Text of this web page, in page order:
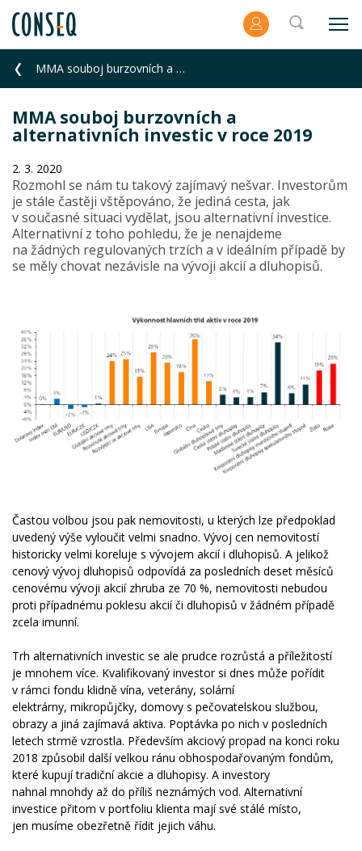
MMA souboj burzovních a alternativních investic v roce 2019
MMA souboj burzovních a
alternativních investic v roce 2019
2. 3. 2020
Rozmohl se nám tu takový zajímavý nešvar. Investorům
je stále častěji vštěpováno, že jediná cesta, jak
v současné situaci vydělat, jsou alternativní investice.
Alternativní z toho pohledu, že je nenajdeme
na žádných regulovaných trzích a v ideálním případě by
se měly chovat nezávisle na vývoji akcií a dluhopisů.
Častou volbou jsou pak nemovitosti, u kterých lze předpoklad
uvedený výše vyloučit velmi snadno. Vývoj cen nemovitostí
historicky velmi koreluje s vývojem akcií i dluhopisů. A jelikož
cenový vývoj dluhopisů odpovídá za posledních deset měsíců
cenovému vývoji akcií zhruba ze 70 %, nemovitosti nebudou
proti případnému poklesu akcií či dluhopisů v žádném případě
zcela imunní.
Trh alternativních investic se ale prudce rozrůstá a příležitostí
je mnohem více. Kvalifikovaný investor si dnes může pořídit
v rámci fondu klidně vína, veterány, solární
elektrárny, mikropůjčky, domovy s pečovatelskou službou,
obrazy a jiná zajímavá aktiva. Poptávka po nich v posledních
letech strmě vzrostla. Především akciový propad na konci roku
2018 způsobil další velkou ránu obhospodařovaným fondům,
které kupují tradiční akcie a dluhopisy. A investory
nahnal mnohdy až do příliš neznámých vod. Alternativní
investice přitom v portfoliu klienta mají své stálé místo,
jen musíme obezřetně řídit jejich váhu.